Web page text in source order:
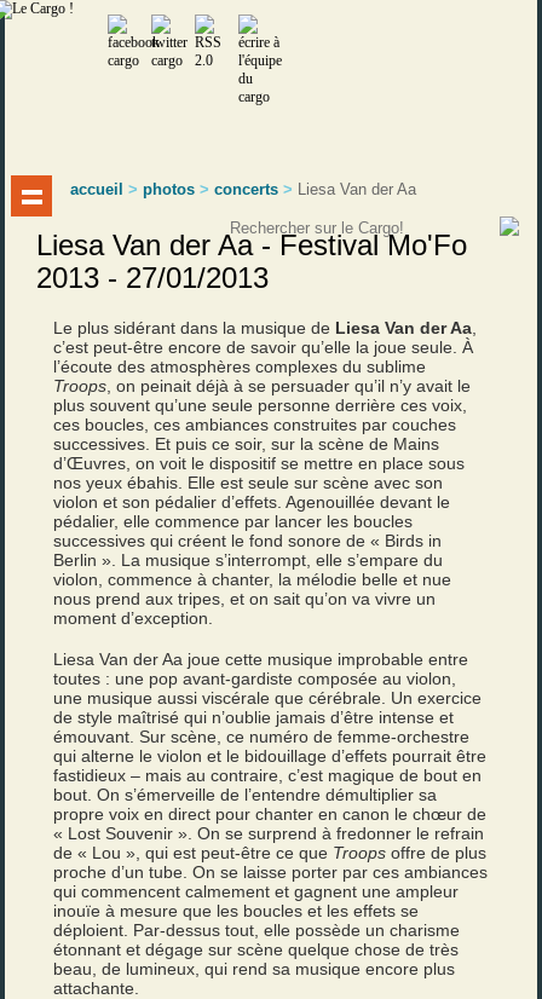
accueil >photos >concerts > Liesa Van der Aa
Liesa Van der Aa - Festival Mo'Fo
2013 - 27/01/2013
Le plus sidérant dans la musique de Liesa Van der Aa
c’est peut-être encore de savoir qu’elle la joue seule. À
l’écoute des atmosphères complexes du sublime
Troops , on peinait déjà à se persuader qu’il n’y avait le
plus souvent qu’une seule personne derrière ces voix,
ces boucles, ces ambiances construites par couches
successives. Et puis ce soir, sur la scène de Mains
d’Œuvres, on voit le dispositif se mettre en place sous
nos yeux ébahis. Elle est seule sur scène avec son
violon et son pédalier d’effets. Agenouillée devant le
pédalier, elle commence par lancer les boucles
successives qui créent le fond sonore de « Birds in
Berlin ». La musique s’interrompt, elle s’empare du
violon, commence à chanter, la mélodie belle et nue
nous prend aux tripes, et on sait qu’on va vivre un
moment d’exception.
Liesa Van der Aa joue cette musique improbable entre
toutes : une pop avant-gardiste composée au violon,
une musique aussi viscérale que cérébrale. Un exercice
de style maîtrisé qui n’oublie jamais d’être intense et
émouvant. Sur scène, ce numéro de femme-orchestre
qui alterne le violon et le bidouillage d’effets pourrait être
fastidieux – mais au contraire, c’est magique de bout en
bout. On s’émerveille de l’entendre démultiplier sa
propre voix en direct pour chanter en canon le chœur de
« Lost Souvenir ». On se surprend à fredonner le refrain
de « Lou », qui est peut-être ce que Troops offre de plus
proche d’un tube. On se laisse porter par ces ambiances
qui commencent calmement et gagnent une ampleur
inouïe à mesure que les boucles et les effets se
déploient. Par-dessus tout, elle possède un charisme
étonnant et dégage sur scène quelque chose de très
beau, de lumineux, qui rend sa musique encore plus
attachante.